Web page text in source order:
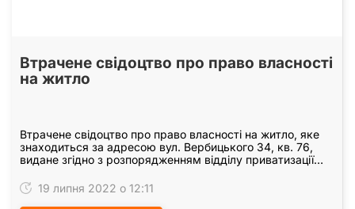
Втрачене свідоцтво про право власності
на житло
Втрачене свідоцтво про право власності на житло, яке
знаходиться за адресою вул. Вербицького 34, кв. 76,
видане згідно з розпорядженням відділу приватизації
19 липня 2022 о 12:11